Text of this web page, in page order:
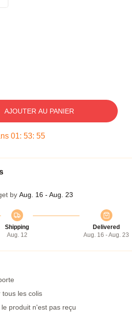
AJOUTER AU PANIER
01: 53: 54
by Aug. 16 - Aug. 23
Shipping
Aug. 12
Delivered
Aug. 16 - Aug. 23
tous les colis
produit n'est pas reçu